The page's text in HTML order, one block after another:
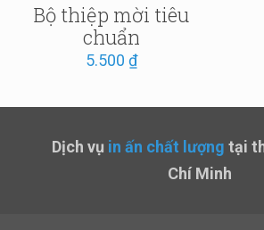
Bộ thiệp mời tiêu
chuẩn
5.500 ₫
Dịch vụ in ấn chất lượng tại
Chí Minh